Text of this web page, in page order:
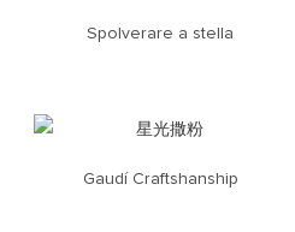
Spolverare a stella
Gaudí Craftshanship